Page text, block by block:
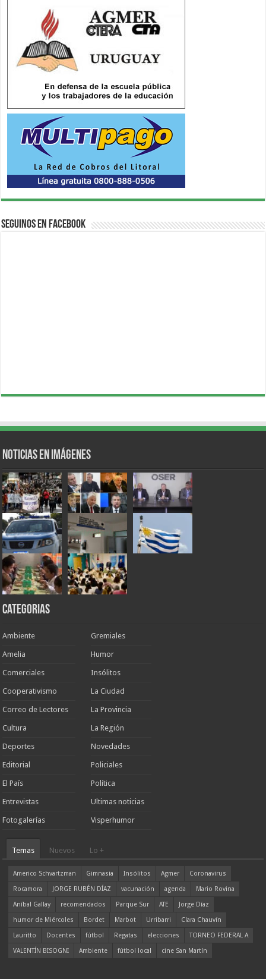
Seguinos en Facebook
Noticias en Imágenes
Categorias
Ambiente
Amelia
Comerciales
Cooperativismo
Correo de Lectores
Cultura
Deportes
Editorial
El País
Entrevistas
Fotogalerías
Gremiales
Humor
Insólitos
La Ciudad
La Provincia
La Región
Novedades
Policiales
Política
Ultimas noticias
Visperhumor
Temas Nuevos Lo +
Americo Schvartzman Gimnasia Insólitos Agmer
Coronavirus
Rocamora
JORGE RUBÉN DÍAZ vacunación agenda
Mario Rovina
Aníbal Gallay
recomendados Parque Sur ATE
Jorge Díaz
humor de Miércoles
Bordet Marbot Urribarri
Clara Chauvín
Lauritto
Docentes fútbol Regatas elecciones
TORNEO FEDERAL A
VALENTÍN BISOGNI
Ambiente fútbol local cine San Martín